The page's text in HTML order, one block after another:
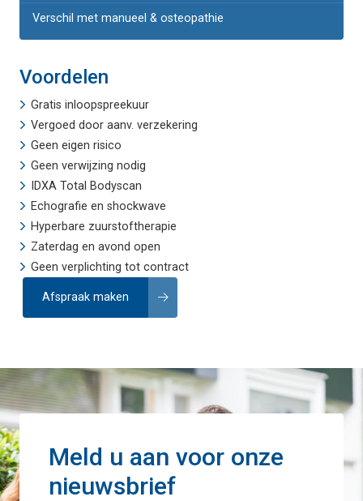
Verschil met manueel & osteopathie
Voordelen
Gratis inloopspreekuur
Vergoed door aanv. verzekering
Geen eigen risico
Geen verwijzing nodig
IDXA Total Bodyscan
Echografie enshockwave
Hyperbare zuurstoftherapie
Zaterdag en avond open
Geen verplichting tot contract
Afspraak maken
Meld u aan voor onze
nieuwsbrief